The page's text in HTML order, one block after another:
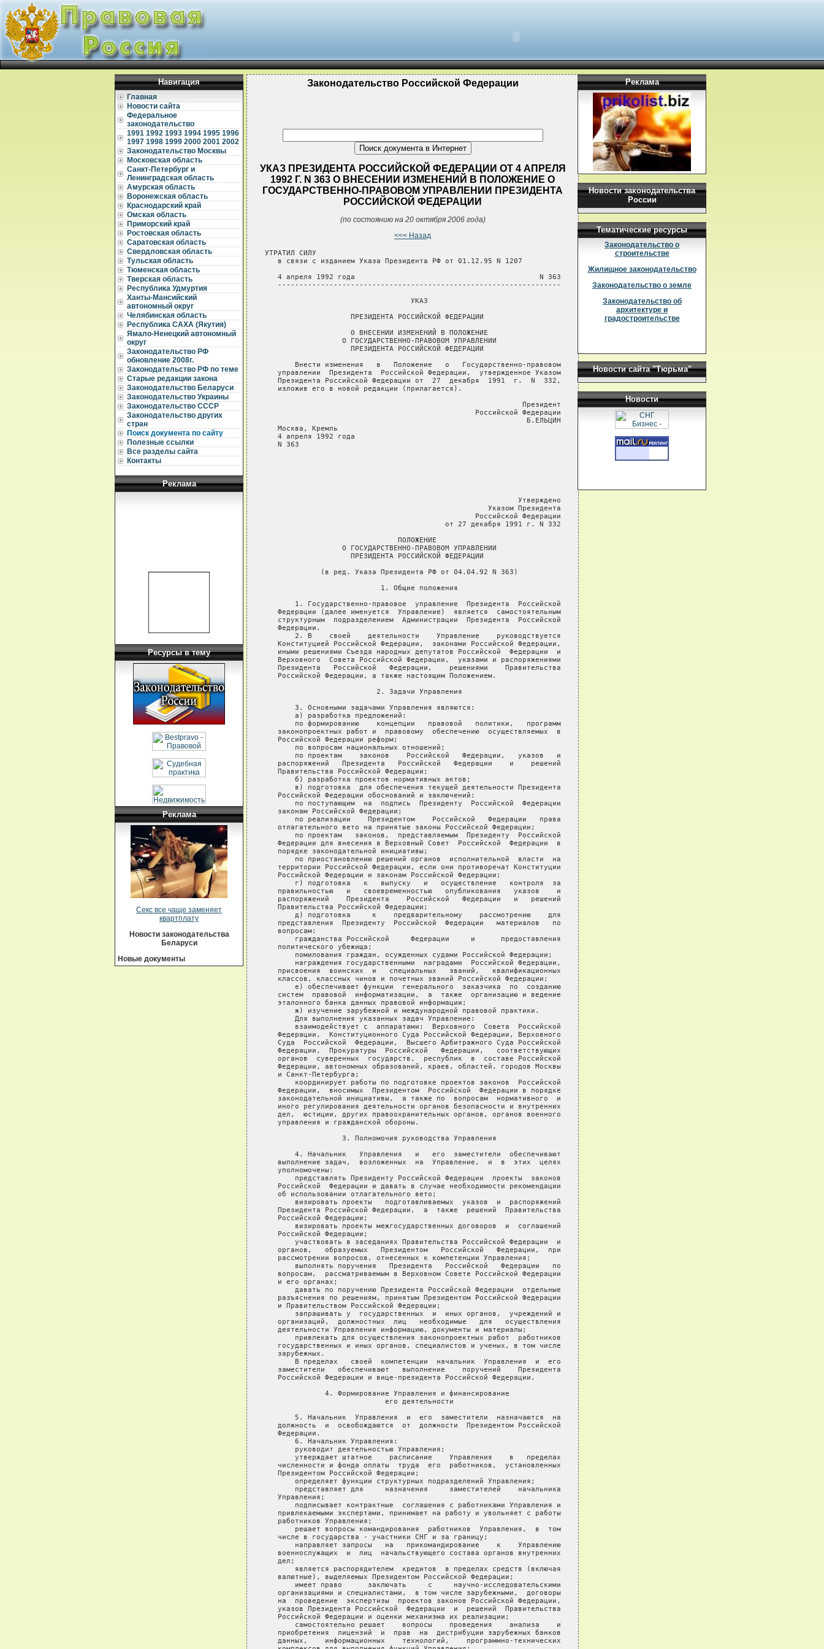
Навигация
Главная
Новости сайта
Федеральное
законодательство
1991 1992 1993 1994 1995 1996
1997 1998 1999 2000 2001 2002
Законодательство Москвы
Московская область
Санкт-Петербург и
Ленинградская область
Амурская область
Воронежская область
Краснодарский край
Омская область
Приморский край
Ростовская область
Саратовская область
Свердловская область
Тульская область
Тюменская область
Тверская область
Республика Удмуртия
Ханты-Мансийский
автономный округ
Челябинская область
Республика САХА (Якутия)
Ямало-Ненецкий автономный
округ
Законодательство РФ
обновление 2008г.
Законодательство РФ по теме
Старые редакции закона
Законодательство Беларуси
Законодательство Украины
Законодательство СССР
Законодательство других
стран
Поиск документа по сайту
Полезные ссылки
Все разделы сайта
Контакты
Реклама
Ресурсы в тему
Реклама
Секс все чаще заменяет
квартплату
Новости законодательства
Беларуси
Новые документы
Законодательство Российской Федерации
УКАЗ ПРЕЗИДЕНТА РОССИЙСКОЙ ФЕДЕРАЦИИ ОТ 4 АПРЕЛЯ
1992 Г. N 363 О ВНЕСЕНИИ ИЗМЕНЕНИЙ В ПОЛОЖЕНИЕ О
ГОСУДАРСТВЕННО-ПРАВОВОМ УПРАВЛЕНИИ ПРЕЗИДЕНТА
РОССИЙСКОЙ ФЕДЕРАЦИИ
(по состоянию на 20 октября 2006 года)
<<< Назад
УТРАТИЛ СИЛУ
   в связи с изданием Указа Президента РФ от 01.12.95 N 1207
   4 апреля 1992 года                                           N 363
   ------------------------------------------------------------------
                                  УКАЗ
                    ПРЕЗИДЕНТА РОССИЙСКОЙ ФЕДЕРАЦИИ
                    О ВНЕСЕНИИ ИЗМЕНЕНИЙ В ПОЛОЖЕНИЕ
                  О ГОСУДАРСТВЕННО-ПРАВОВОМ УПРАВЛЕНИИ
                    ПРЕЗИДЕНТА РОССИЙСКОЙ ФЕДЕРАЦИИ
       Внести изменения   в   Положение   о   Государственно-правовом
   управлении  Президента  Российской Федерации,  утвержденное Указом
   Президента Российской Федерации от  27  декабря  1991  г.  N  332,
   изложив его в новой редакции (прилагается).
                                                            Президент
                                                 Российской Федерации
                                                             Б.ЕЛЬЦИН
   Москва, Кремль
   4 апреля 1992 года
   N 363
                                                           Утверждено
                                                    Указом Президента
                                                 Российской Федерации
                                          от 27 декабря 1991 г. N 332
                               ПОЛОЖЕНИЕ
                  О ГОСУДАРСТВЕННО-ПРАВОВОМ УПРАВЛЕНИИ
                    ПРЕЗИДЕНТА РОССИЙСКОЙ ФЕДЕРАЦИИ
             (в ред. Указа Президента РФ от 04.04.92 N 363)
                           1. Общие положения
       1. Государственно-правовое  управление  Президента  Российской
   Федерации (далее именуется  Управление)  является  самостоятельным
   структурным  подразделением  Администрации  Президента  Российской
   Федерации.
       2. В    своей    деятельности    Управление    руководствуется
   Конституцией Российской Федерации,  законами Российской Федерации,
   иными решениями Съезда народных депутатов Российской  Федерации  и
   Верховного  Совета Российской Федерации,  указами и распоряжениями
   Президента   Российской   Федерации,    решениями    Правительства
   Российской Федерации, а также настоящим Положением.
                          2. Задачи Управления
       3. Основными задачами Управления являются:
       а) разработка предложений:
       по формированию    концепции   правовой   политики,   программ
   законопроектных работ и  правовому  обеспечению  осуществляемых  в
   Российской Федерации реформ;
       по вопросам национальных отношений;
       по проектам    законов    Российской   Федерации,   указов   и
   распоряжений   Президента   Российской   Федерации    и    решений
   Правительства Российской Федерации;
       б) разработка проектов нормативных актов;
       в) подготовка  для обеспечения текущей деятельности Президента
   Российской Федерации обоснований и заключений:
       по поступающим  на  подпись  Президенту  Российской  Федерации
   законам Российской Федерации;
       по реализации    Президентом    Российской   Федерации   права
   отлагательного вето на принятые законы Российской Федерации;
       по проектам   законов,  представляемым  Президенту  Российской
   Федерации для внесения в Верховный Совет  Российской  Федерации  в
   порядке законодательной инициативы;
       по приостановлению решений органов  исполнительной  власти  на
   территории Российской Федерации, если они противоречат Конституции
   Российской Федерации и законам Российской Федерации;
       г) подготовка   к   выпуску   и   осуществление   контроля  за
   правильностью   и   своевременностью   опубликования   указов    и
   распоряжений    Президента    Российской   Федерации   и   решений
   Правительства Российской Федерации;
       д) подготовка     к    предварительному    рассмотрению    для
   представления  Президенту  Российской  Федерации   материалов   по
   вопросам:
       гражданства Российской     Федерации     и      предоставления
   политического убежища;
       помилования граждан, осужденных судами Российской Федерации;
       награждения государственными  наградами  Российской Федерации,
   присвоения  воинских  и   специальных   званий,   квалификационных
   классов, классных чинов и почетных званий Российской Федерации;
       е) обеспечивает функции  генерального  заказчика  по  созданию
   систем  правовой  информатизации,  а  также  организацию и ведение
   эталонного банка данных правовой информации;
       ж) изучение зарубежной и международной правовой практики.
       Для выполнения указанных задач Управление:
       взаимодействует с  аппаратами:  Верховного  Совета  Российской
   Федерации,  Конституционного Суда Российской Федерации, Верховного
   Суда  Российской  Федерации,  Высшего Арбитражного Суда Российской
   Федерации,  Прокуратуры  Российской   Федерации,   соответствующих
   органов  суверенных  государств,  республик  в  составе Российской
   Федерации, автономных образований, краев, областей, городов Москвы
   и Санкт-Петербурга;
       координирует работы по подготовке проектов законов  Российской
   Федерации,  вносимых  Президентом  Российской  Федерации в порядке
   законодательной инициативы,  а также по  вопросам  нормативного  и
   иного регулирования деятельности органов безопасности и внутренних
   дел,  юстиции, других правоохранительных органов, органов военного
   управления и гражданской обороны.
                  3. Полномочия руководства Управления
       4. Начальник   Управления   и   его  заместители  обеспечивают
   выполнение задач,  возложенных  на  Управление,  и  в  этих  целях
   уполномочены:
       представлять Президенту Российской Федерации  проекты  законов
   Российской  Федерации и давать в случае необходимости рекомендации
   об использовании отлагательного вето;
       визировать проекты   подготавливаемых  указов  и  распоряжений
   Президента Российской Федерации,  а  также  решений  Правительства
   Российской Федерации;
       визировать проекты межгосударственных договоров  и  соглашений
   Российской Федерации;
       участвовать в заседаниях Правительства Российской Федерации  и
   органов,   образуемых   Президентом   Российской   Федерации,  при
   рассмотрении вопросов, отнесенных к компетенции Управления;
       выполнять поручения   Президента   Российской   Федерации   по
   вопросам,  рассматриваемым в Верховном Совете Российской Федерации
   и его органах;
       давать по поручению Президента Российской Федерации  отдельные
   разъяснения по решениям, принятым Президентом Российской Федерации
   и Правительством Российской Федерации;
       запрашивать у  государственных  и  иных органов,  учреждений и
   организаций,  должностных  лиц   необходимые   для   осуществления
   деятельности Управления информацию, документы и материалы;
       привлекать для осуществления законопроектных работ  работников
   государственных и иных органов, специалистов и ученых, в том числе
   зарубежных.
       В пределах   своей  компетенции  начальник  Управления  и  его
   заместители   обеспечивают   выполнение    поручений    Президента
   Российской Федерации и вице-президента Российской Федерации.
              4. Формирование Управления и финансирование
                            его деятельности
       5. Начальник  Управления  и  его  заместители  назначаются  на
   должность  и  освобождаются  от  должности  Президентом Российской
   Федерации.
       6. Начальник Управления:
       руководит деятельностью Управления;
       утверждает штатное    расписание    Управления    в   пределах
   численности и фонда оплаты  труда  его  работников,  установленных
   Президентом Российской Федерации;
       определяет функции структурных подразделений Управления;
       представляет для     назначения     заместителей    начальника
   Управления;
       подписывает контрактные  соглашения с работниками Управления и
   привлекаемыми экспертами, принимает на работу и увольняет с работы
   работников Управления;
       решает вопросы командирования  работников  Управления,  в  том
   числе в государства - участники СНГ и за границу;
       направляет запросы   на   прикомандирование    к    Управлению
   военнослужащих  и  лиц  начальствующего состава органов внутренних
   дел;
       является распорядителем  кредитов  в пределах средств (включая
   валютные), выделяемых Президентом Российской Федерации;
       имеет право      заключать     с     научно-исследовательскими
   организациями и специалистами,  в том числе зарубежными,  договоры
   на  проведение  экспертизы  проектов законов Российской Федерации,
   указов Президента Российской  Федерации  и  решений  Правительства
   Российской Федерации и оценки механизма их реализации;
       самостоятельно решает    вопросы    проведения    анализа    и
   приобретения  лицензий  и  прав  на  дистрибуции зарубежных банков
   данных,    информационных    технологий,    программно-технических
Реклама
Новости законодательства
России
Тематические ресурсы
Законодательство о
строительстве
Жилищное законодательство
Законодательство о земле
Законодательство об
архитектуре и
градостроительстве
Новости сайта "Тюрьма"
Новости